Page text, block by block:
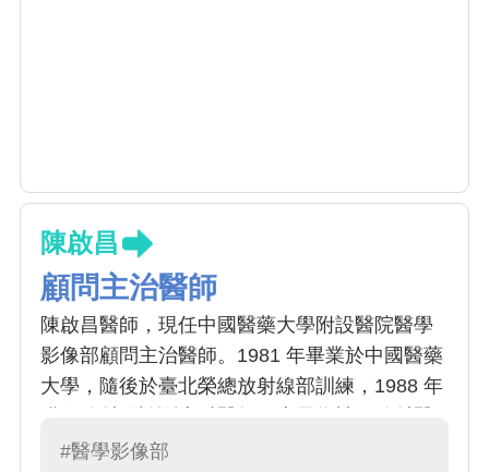
陳啟昌
顧問主治醫師
陳啟昌醫師，現任中國醫藥大學附設醫院醫學
影像部顧問主治醫師。1981 年畢業於中國醫藥
大學，隨後於臺北榮總放射線部訓練，1988 年
學影像檢查與判讀
#醫學影像部